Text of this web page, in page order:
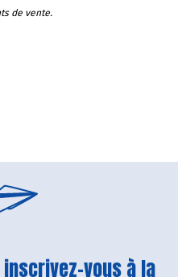
de vente.
vous à la